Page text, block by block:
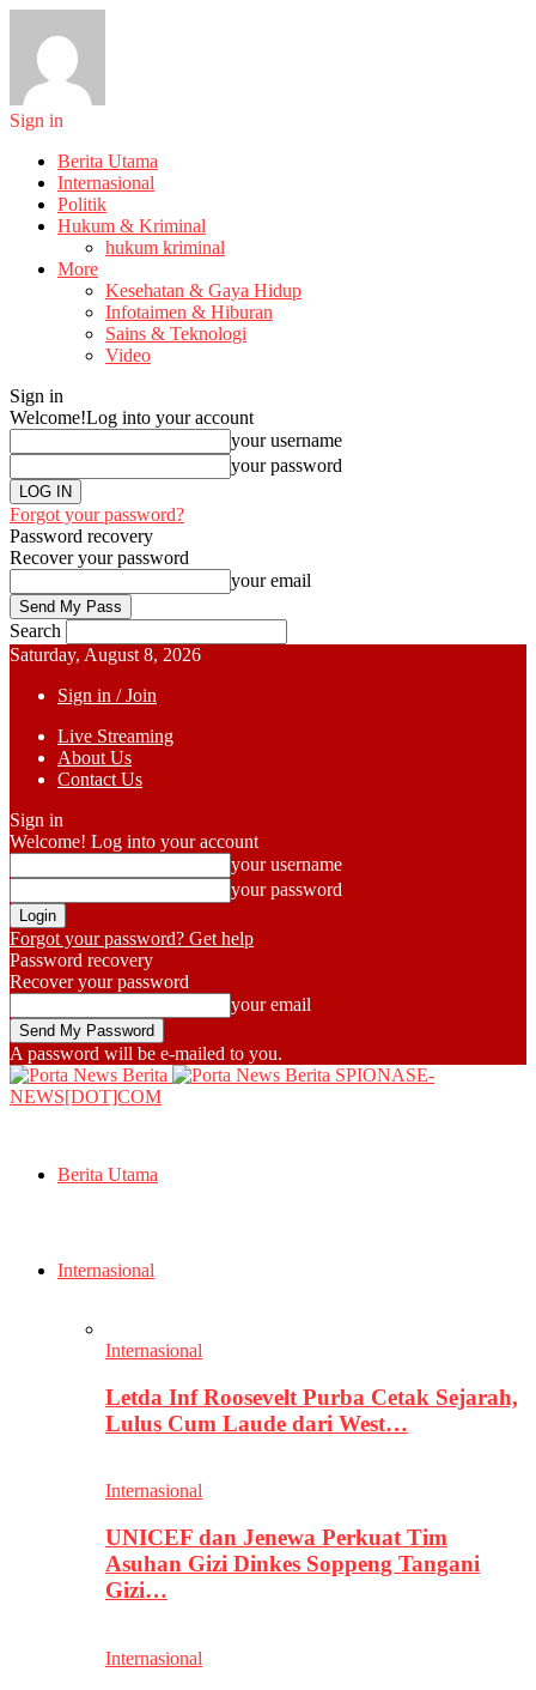
Sign in
Berita Utama
Internasional
Politik
Hukum & Kriminal
hukum kriminal
More
Kesehatan & Gaya Hidup
Infotaimen & Hiburan
Sains & Teknologi
Video
Sign in
Welcome!Log into your account
your username
your password
Forgot your password?
Password recovery
Recover your password
your email
Search
Saturday, August 8, 2026
Sign in / Join
Live Streaming
About Us
Contact Us
Sign in
Welcome! Log into your account
your username
your password
Forgot your password? Get help
Password recovery
Recover your password
your email
A password will be e-mailed to you.
SPIONASE-
NEWS[DOT]COM
Berita Utama
Internasional
Internasional
Letda Inf Roosevelt Purba Cetak Sejarah,
Lulus Cum Laude dari West…
Internasional
UNICEF dan Jenewa Perkuat Tim
Asuhan Gizi Dinkes Soppeng Tangani
Gizi…
Internasional